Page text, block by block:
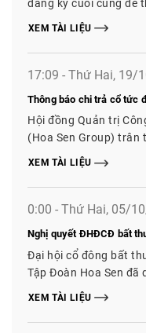
thường niên năm 2010
XEM TÀI LIỆU
17:09 - Thứ Hai, 19/
Thông báo chi trả cổ tức
Hội đồng Quản trị
(Hoa Sen Group) trân
về việc chi trả cổ tức
XEM TÀI LIỆU
0:00 - Thứ Hai, 05/
Nghị quyết ĐHĐCĐ bất
Đại hội cổ đông bất
Tập Đoàn Hoa Sen
tại hội trường Thống
thông qua các vấn đề
XEM TÀI LIỆU